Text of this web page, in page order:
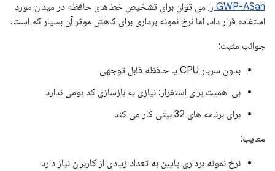
GWP-ASan را
می توان برای تشخیص خطاهای حافظه در میدان مورد
استفاده قرار داد، اما نرخ نمونه برداری برای کاهش موثر آن بسیار کم است.
جوانب مثبت:
بدون سربار CPU یا حافظه قابل توجهی
بی اهمیت برای استقرار: نیازی به بازسازی کد بومی ندارد
برای برنامه های 32 بیتی کار می کند
معایب:
نرخ نمونه برداری پایین به تعداد زیادی از کاربران نیاز دارد